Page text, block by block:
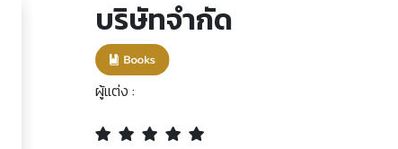
บริษัทจำกัด
ผู้แต่ง :